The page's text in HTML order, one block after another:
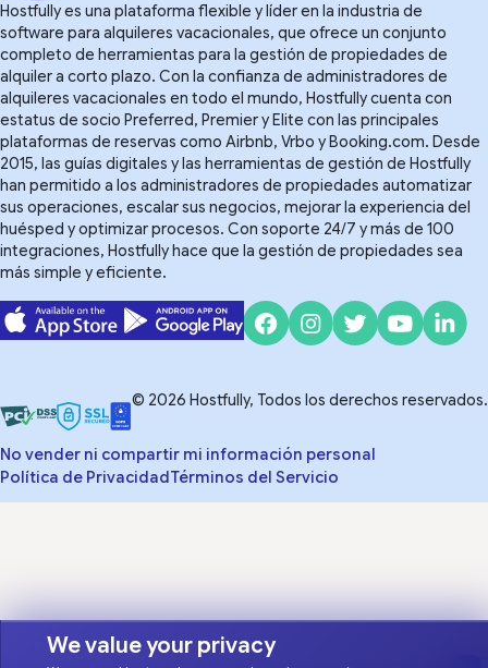
We value your privacy
Hostfully es una plataforma flexible y líder en la industria de
software para alquileres vacacionales, que ofrece un conjunto
completo de herramientas para la gestión de propiedades de
alquiler a corto plazo. Con la confianza de administradores de
alquileres vacacionales en todo el mundo, Hostfully cuenta con
estatus de socio Preferred, Premier y Elite con las principales
plataformas de reservas como Airbnb, Vrbo y Booking.com. Desde
2015, las guías digitales y las herramientas de gestión de Hostfully
han permitido a los administradores de propiedades automatizar
sus operaciones, escalar sus negocios, mejorar la experiencia del
huésped y optimizar procesos. Con soporte 24/7 y más de 100
integraciones, Hostfully hace que la gestión de propiedades sea
más simple y eficiente.
© 2026 Hostfully, Todos los derechos reservados.
No vender ni compartir mi información personal
Política de PrivacidadTérminos del Servicio